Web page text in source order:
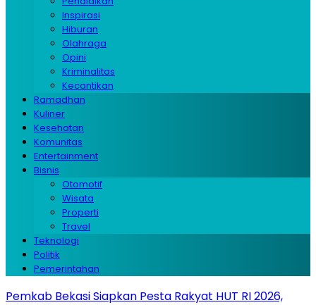
Inspirasi
Hiburan
Olahraga
Opini
Kriminalitas
Kecantikan
Ramadhan
Kuliner
Kesehatan
Komunitas
Entertainment
Bisnis
Otomotif
Wisata
Properti
Travel
Teknologi
Politik
Pemerintahan
Pemkab Bekasi Siapkan Pesta Rakyat HUT RI 2026,